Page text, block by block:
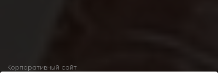
Корпоративный сайт